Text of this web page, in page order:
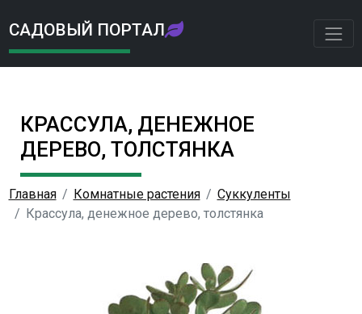
САДОВЫЙ ПОРТАЛ
КРАССУЛА, ДЕНЕЖНОЕ
ДЕРЕВО, ТОЛСТЯНКА
Главная Комнатные растения
Суккуленты
Крассула, денежное дерево, толстянка